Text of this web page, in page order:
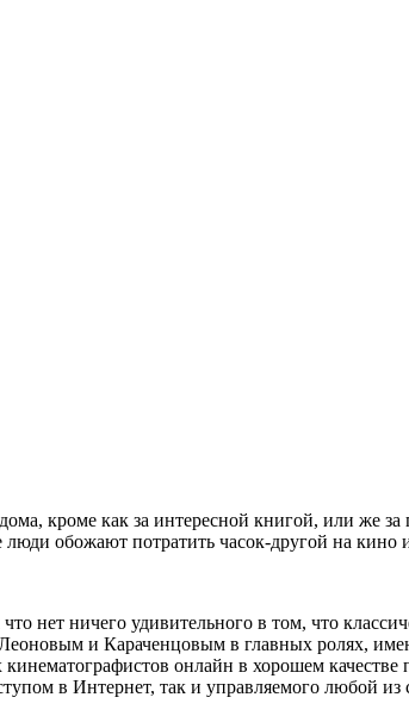
кроме как за интересной книгой, или же
обожают потратить часок-другой на кино
нет ничего удивительного в том, что
и Караченцовым в главных ролях,
кинематографистов онлайн в хорошем качестве
в Интернет, так и управляемого любой